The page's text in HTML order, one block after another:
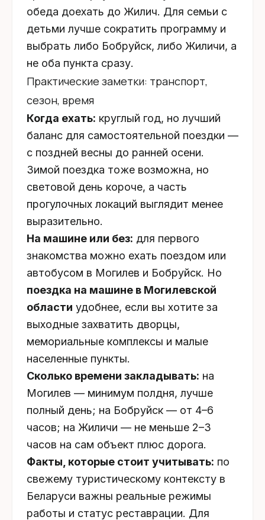
обеда доехать до Жилич. Для семьи с
детьми лучше сократить программу и
выбрать либо Бобруйск, либо Жиличи, а
не оба пункта сразу.
Практические заметки: транспорт,
сезон, время
Когда ехать: круглый год, но лучший
баланс для самостоятельной поездки —
с поздней весны до ранней осени.
Зимой поездка тоже возможна, но
световой день короче, а часть
прогулочных локаций выглядит менее
выразительно.
На машине или без: для первого
знакомства можно ехать поездом или
автобусом в Могилев и Бобруйск. Но
поездка на машине в Могилевской
области удобнее, если вы хотите за
выходные захватить дворцы,
мемориальные комплексы и малые
населенные пункты.
Сколько времени закладывать: на
Могилев — минимум полдня, лучше
полный день; на Бобруйск — от 4–6
часов; на Жиличи — не меньше 2–3
часов на сам объект плюс дорога.
Факты, которые стоит учитывать: по
свежему туристическому контексту в
Беларуси важны реальные режимы
работы и статус реставрации. Для